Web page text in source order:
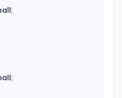
;
;